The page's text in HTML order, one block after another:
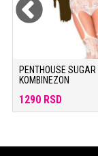
PENTHOUSE SUGAR
KOMBINEZON
1290 RSD